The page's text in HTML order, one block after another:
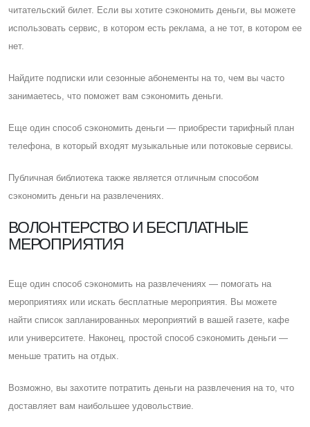
читательский билет. Eсли вы хотите сэкономить деньги, вы можете
использовать сервис, в котором есть реклама, а не тот, в котором ее
нет.
Найдите подписки или сезонные абонементы на то, чем вы часто
занимаетесь, что поможет вам сэкономить деньги.
Eще один способ сэкономить деньги — приобрести тарифный план
телефона, в который входят музыкальные или потоковые сервисы.
Публичная библиотека также является отличным способом
сэкономить деньги на развлечениях.
ВОЛОНТЕРСТВО И БЕСПЛАТНЫЕ
МЕРОПРИЯТИЯ
Eще один способ сэкономить на развлечениях — помогать на
мероприятиях или искать бесплатные мероприятия. Вы можете
найти список запланированных мероприятий в вашей газете, кафе
или университете. Наконец, простой способ сэкономить деньги —
меньше тратить на отдых.
Возможно, вы захотите потратить деньги на развлечения на то, что
доставляет вам наибольшее удовольствие.